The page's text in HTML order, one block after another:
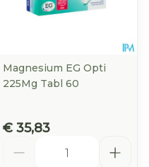
Magnesium EG Opti
225Mg Tabl 60
€ 35,83